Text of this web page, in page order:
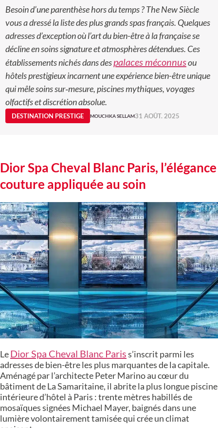
Besoin d’une parenthèse hors du temps ? The New Siècle
vous a dressé la liste des plus grands spas français. Quelques
adresses d’exception où l’art du bien-être à la française se
décline en soins signature et atmosphères détendues. Ces
établissements nichés dans despalaces méconnusou
hôtels prestigieux incarnent une expérience bien-être unique
qui mêle soins sur‑mesure, piscines mythiques, voyages
olfactifs et discrétion absolue.
DESTINATION PRESTIGE MOUCHKA SELLAM31 AOÛT. 2025
Dior Spa Cheval Blanc Paris, l’élégance
couture appliquée au soin
LeDior Spa Cheval Blanc Pariss’inscrit parmi les
adresses de bien-être les plus marquantes de la capitale.
Aménagé par l’architecte Peter Marino au cœur du
bâtiment de La Samaritaine, il abrite la plus longue piscine
intérieure d’hôtel à Paris : trente mètres habillés de
mosaïques signées Michael Mayer, baignés dans une
lumière volontairement tamisée qui crée un climat